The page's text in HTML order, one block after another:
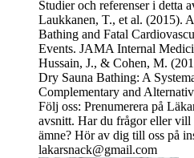
Studier och referenser i detta
Laukkanen, T., et al. (2015).
Bathing and Fatal
Events. JAMA Internal
Hussain, J., & Cohen, M.
Dry Sauna Bathing: A
Complementary and
Följ oss: Prenumerera på
avsnitt. Har du frågor eller
ämne? Hör av dig till oss på
lakarsnack@gmail.com